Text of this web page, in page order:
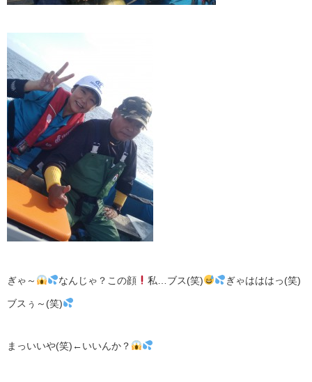
ぎゃ～ なんじゃ？この顔 私…ブス(笑) ぎゃはははっ(笑)
ブスぅ～(笑)
まっいいや(笑)←いいんか？